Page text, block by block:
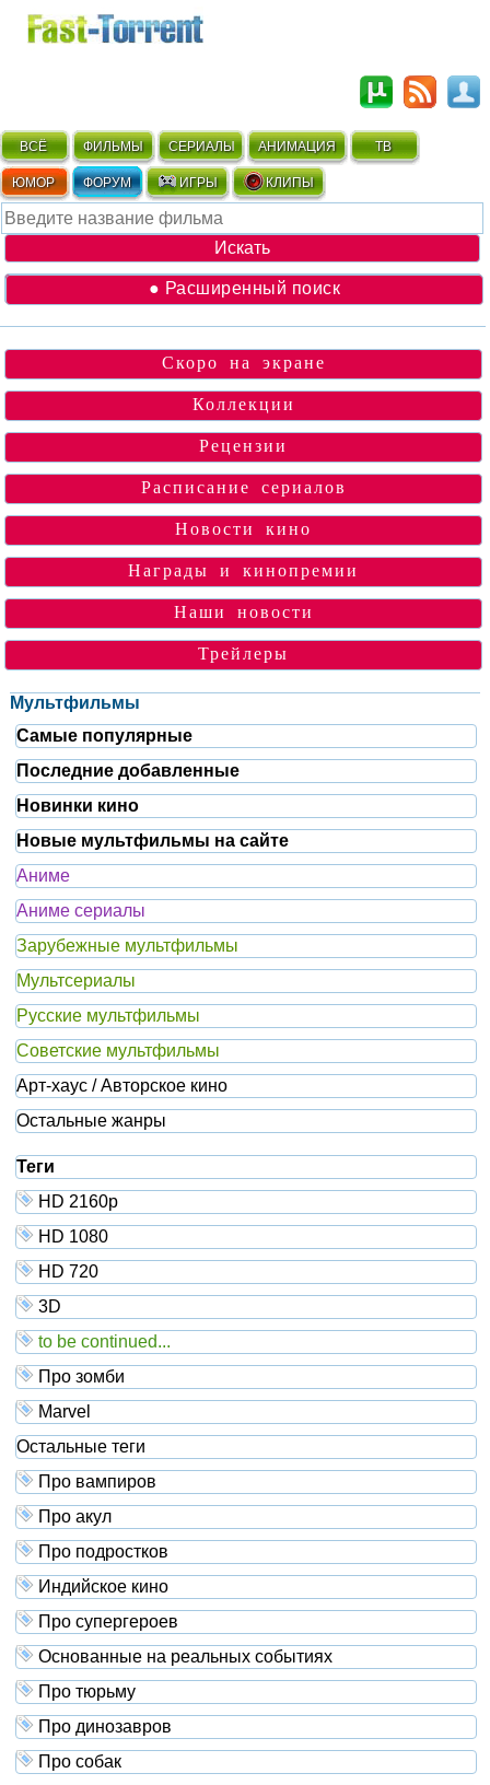
ВСЁ ФИЛЬМЫ СЕРИАЛЫ АНИМАЦИЯ ТВ
ЮМОР ФОРУМ ИГРЫ КЛИПЫ
● Расширенный поиск
Скоро на экране
Коллекции
Рецензии
Расписание сериалов
Новости кино
Награды и кинопремии
Наши новости
Трейлеры
Мультфильмы
Самые популярные
Последние добавленные
Новинки кино
Новые мультфильмы на сайте
Аниме
Аниме сериалы
Зарубежные мультфильмы
Мультсериалы
Русские мультфильмы
Советские мультфильмы
Арт-хаус / Авторское кино
Остальные жанры
Теги
HD 2160р
HD 1080
HD 720
3D
to be continued...
Про зомби
Marvel
Остальные теги
Про вампиров
Про акул
Про подростков
Индийское кино
Про супергероев
Основанные на реальных событиях
Про тюрьму
Про динозавров
Про собак